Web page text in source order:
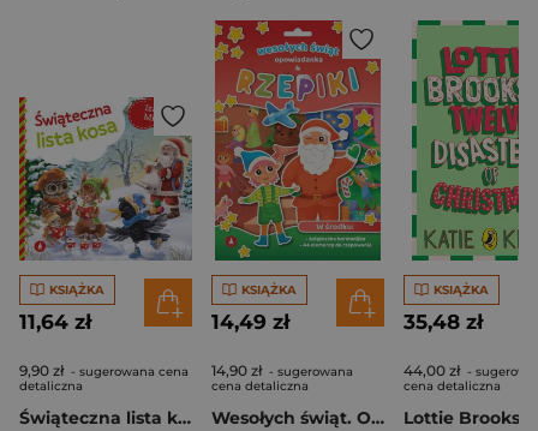
KSIĄŻKA
11,64 zł
9,90 zł - sugerowana cena
detaliczna
Świąteczna lista kosa
KSIĄŻKA
14,49 zł
14,90 zł - sugerowana
cena detaliczna
Wesołych świąt. Opowiadanka & rzepiki
KSIĄŻKA
35,48 zł
44,00 zł -
cena detaliczna